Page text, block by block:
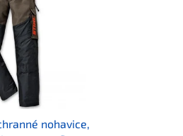
nohavice,